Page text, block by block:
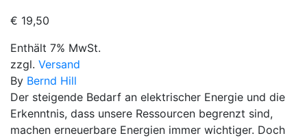
€ 19,50
Enthält 7% MwSt.
zzgl. Versand
By Bernd Hill
Der steigende Bedarf an elektrischer Energie und die
Erkenntnis, dass unsere Ressourcen begrenzt sind,
machen erneuerbare Energien immer wichtiger. Doch